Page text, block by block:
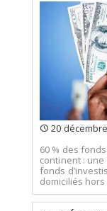
20
60 % des
continent :
fonds
domiciliés